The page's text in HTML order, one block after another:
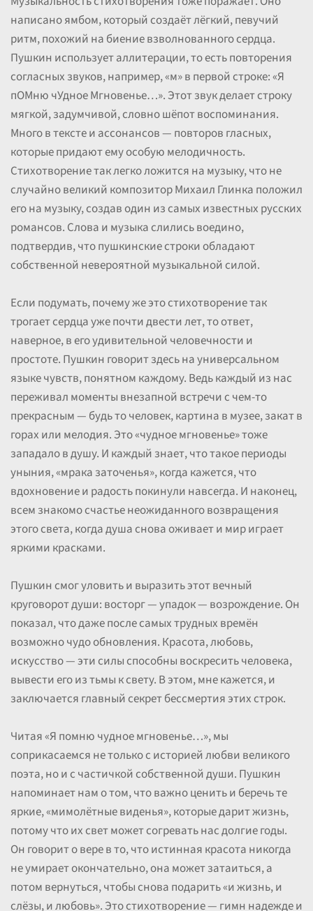
написано ямбом, который создаёт лёгкий, певучий
ритм, похожий на биение взволнованного сердца.
Пушкин использует аллитерации, то есть повторения
согласных звуков, например, «м» в первой строке: «Я
пОМню чУдное Мгновенье…». Этот звук делает строку
мягкой, задумчивой, словно шёпот воспоминания.
Много в тексте и ассонансов — повторов гласных,
которые придают ему особую мелодичность.
Стихотворение так легко ложится на музыку, что не
случайно великий композитор Михаил Глинка положил
его на музыку, создав один из самых известных русских
романсов. Слова и музыка слились воедино,
подтвердив, что пушкинские строки обладают
собственной невероятной музыкальной силой.
Если подумать, почему же это стихотворение так
трогает сердца уже почти двести лет, то ответ,
наверное, в его удивительной человечности и
простоте. Пушкин говорит здесь на универсальном
языке чувств, понятном каждому. Ведь каждый из нас
переживал моменты внезапной встречи с чем-то
прекрасным — будь то человек, картина в музее, закат в
горах или мелодия. Это «чудное мгновенье» тоже
западало в душу. И каждый знает, что такое периоды
уныния, «мрака заточенья», когда кажется, что
вдохновение и радость покинули навсегда. И наконец,
всем знакомо счастье неожиданного возвращения
этого света, когда душа снова оживает и мир играет
яркими красками.
Пушкин смог уловить и выразить этот вечный
круговорот души: восторг — упадок — возрождение. Он
показал, что даже после самых трудных времён
возможно чудо обновления. Красота, любовь,
искусство — эти силы способны воскресить человека,
вывести его из тьмы к свету. В этом, мне кажется, и
заключается главный секрет бессмертия этих строк.
Читая «Я помню чудное мгновенье…», мы
соприкасаемся не только с историей любви великого
поэта, но и с частичкой собственной души. Пушкин
напоминает нам о том, что важно ценить и беречь те
яркие, «мимолётные виденья», которые дарит жизнь,
потому что их свет может согревать нас долгие годы.
Он говорит о вере в то, что истинная красота никогда
не умирает окончательно, она может затаиться, а
потом вернуться, чтобы снова подарить «и жизнь, и
слёзы, и любовь». Это стихотворение — гимн надежде и